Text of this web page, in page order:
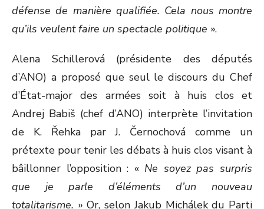
défense de manière qualifiée. Cela nous montre
qu’ils veulent faire un spectacle politique ».
Alena Schillerová (présidente des députés
d’ANO) a proposé que seul le discours du Chef
d’État-major des armées soit à huis clos et
Andrej Babiš (chef d’ANO) interprète l’invitation
de K. Řehka par J. Černochová comme un
prétexte pour tenir les débats à huis clos visant à
bâillonner l’opposition : « Ne soyez pas surpris
que je parle d’éléments d’un nouveau
totalitarisme. » Or, selon Jakub Michálek du Parti